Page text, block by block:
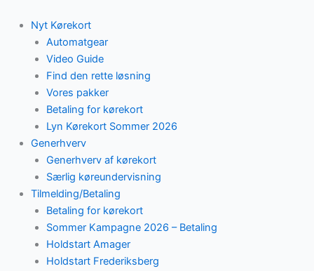
content
Nyt Kørekort
Automatgear
Video Guide
Find den rette løsning
Vores pakker
Betaling for kørekort
Lyn Kørekort Sommer 2026
Generhverv
Generhverv af kørekort
Særlig køreundervisning
Tilmelding/Betaling
Betaling for kørekort
Sommer Kampagne 2026 – Betaling
Holdstart Amager
Holdstart Frederiksberg